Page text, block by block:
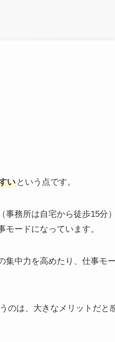
い という点です。
事務所は自宅から徒歩15分
ードになっています。
集中力を高めたり、仕事モ
のは、大きなメリットだと